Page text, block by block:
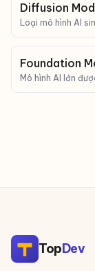
Diffusion
Loại mô hình AI
Foundation
Mô hình AI lớn
TopDev